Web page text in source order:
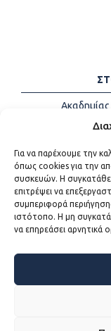
Για να παρέχουμε την
όπως cookies για την
συσκευών. Η
επιτρέψει να
συμπεριφορά
ιστότοπο. Η μη
να επηρεάσει αρνητικά